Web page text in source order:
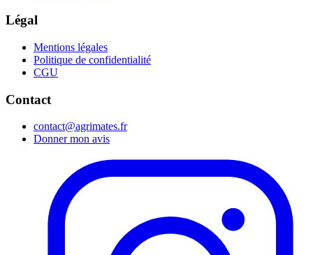
Légal
Mentions légales
Politique de confidentialité
CGU
Contact
contact@agrimates.fr
Donner mon avis